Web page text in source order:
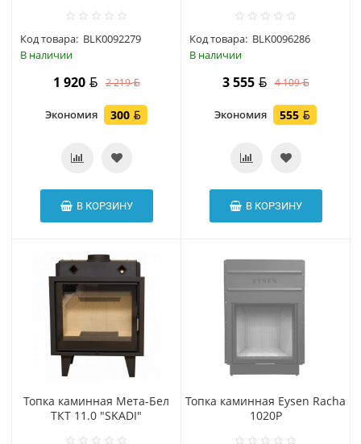
Код товара: BLK0092279
В наличии
1 920 2 219
Экономия 300
В КОРЗИНУ
Код товара: BLK0096286
В наличии
3 555 4 109
Экономия 555
В КОРЗИНУ
Топка каминная Мета-Бел
ТКТ 11.0 "SKADI"
Топка каминная Eysen Racha
1020P